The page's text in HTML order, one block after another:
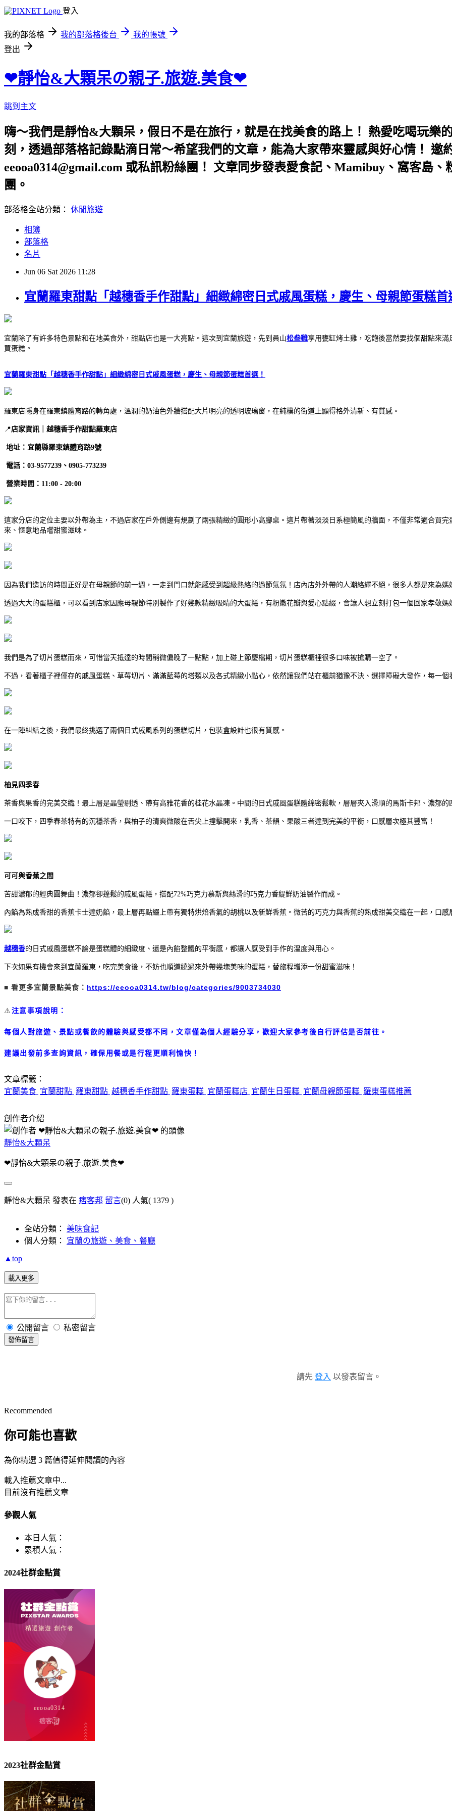
登入
我的部落格 我的部落格後台
我的帳號
登出
❤靜怡&大顆呆の親子.旅遊.美食❤
跳到主文
嗨～我們是靜怡&大顆呆，假日不是在旅行，就是在找美食的路上！ 熱愛吃喝玩樂
刻，透過部落格記錄點滴日常～希望我們的文章，能為大家帶來靈感與好心情！ 邀
eeooa0314@gmail.com 或私訊粉絲團！ 文章同步發表愛食記、Mamibuy、窩客島
團。
部落格全站分類： 休閒旅遊
相簿
部落格
名片
Jun 06 Sat 2026 11:28
宜蘭羅東甜點「越穗香手作甜點」細緻綿密日式戚風蛋糕，慶生、母親節蛋糕首
宜蘭除了有許多特色景點和在地美食外，甜點店也是一大亮點。這次到宜蘭旅遊，先到員山松叁雞享用甕缸烤土雞，吃飽後當然要找個甜點來
買蛋糕。
宜蘭羅東甜點「越穗香手作甜點」細緻綿密日式戚風蛋糕，慶生、母親節蛋糕首選！
羅東店隱身在羅東鎮體育路的轉角處，溫潤的奶油色外牆搭配大片明亮的透明玻璃窗，在純樸的街道上顯得格外清新、有質感。
📍店家資訊｜越穗香手作甜點羅東店
地址：宜蘭縣羅東鎮體育路9號
電話：03-9577239、0905-773239
營業時間：11:00 - 20:00
這家分店的定位主要以外帶為主，不過店家在戶外側邊有規劃了兩張精緻的圓形小高腳桌。這片帶著淡淡日系極簡風的牆面，不僅非常適合買
來、愜意地品嚐甜蜜滋味。
因為我們造訪的時間正好是在母親節的前一週，一走到門口就能感受到超級熱絡的過節氣氛！店內店外外帶的人潮絡繹不絕，很多人都是來為媽
透過大大的蛋糕櫃，可以看到店家因應母親節特別製作了好幾款精緻吸睛的大蛋糕，有粉嫩花瓣與愛心點綴，會讓人想立刻打包一個回家孝敬媽
我們是為了切片蛋糕而來，可惜當天抵達的時間稍微偏晚了一點點，加上碰上節慶檔期，切片蛋糕櫃裡很多口味被搶購一空了。
不過，看著櫃子裡僅存的戚風蛋糕、草莓切片、滿滿藍莓的塔類以及各式精緻小點心，依然讓我們站在櫃前猶豫不決、選擇障礙大發作，每一個
在一陣糾結之後，我們最終挑選了兩個日式戚風系列的蛋糕切片，包裝盒設計也很有質感。
柚見四季春
茶香與果香的完美交織！最上層是晶瑩剔透、帶有高雅花香的桂花水晶凍。中間的日式戚風蛋糕體綿密鬆軟，層層夾入滑順的馬斯卡邦、濃郁的
一口咬下，四季春茶特有的沉穩茶香，與柚子的清爽微酸在舌尖上撞擊開來，乳香、茶韻、果酸三者達到完美的平衡，口感層次極其豐富！
可可與香蕉之間
苦甜濃郁的經典圓舞曲！濃郁卻蓬鬆的戚風蛋糕，搭配72%巧克力慕斯與絲滑的巧克力香緹鮮奶油製作而成。
內餡為熟成香甜的香蕉卡士達奶餡，最上層再點綴上帶有獨特烘焙香氣的胡桃以及新鮮香蕉。微苦的巧克力與香蕉的熟成甜美交織在一起，口感
越穗香的日式戚風蛋糕不論是蛋糕體的細緻度、還是內餡整體的平衡感，都讓人感受到手作的溫度與用心。
下次如果有機會來到宜蘭羅東，吃完美食後，不妨也順道繞過來外帶幾塊美味的蛋糕，替旅程增添一份甜蜜滋味！
■ 看更多宜蘭景點美食： https://eeooa0314.tw/blog/categories/9003734030
⚠️注意事項說明：
每個人對旅遊、景點或餐飲的體驗與感受都不同，文章僅為個人經驗分享，歡迎大家參考後自行評估是否前往。
建議出發前多查詢資訊，確保用餐或是行程更順利愉快！
文章標籤：
宜蘭美食 宜蘭甜點 羅東甜點 越穗香手作甜點 羅東蛋糕 宜蘭蛋糕店 宜蘭生日蛋糕 宜蘭母親節蛋糕 羅東蛋糕推薦
創作者介紹
靜怡&大顆呆
❤靜怡&大顆呆の親子.旅遊.美食❤
靜怡&大顆呆 發表在 痞客邦 留言(0) 人氣( 1379 )
全站分類： 美味食記
個人分類： 宜蘭の旅遊、美食、餐廳
▲top
載入更多
公開留言 私密留言
發佈留言
請先 登入 以發表留言。
Recommended
你可能也喜歡
為你精選 3 篇值得延伸閱讀的內容
載入推薦文章中...
目前沒有推薦文章
參觀人氣
本日人氣：
累積人氣：
2024社群金點賞
2023社群金點賞